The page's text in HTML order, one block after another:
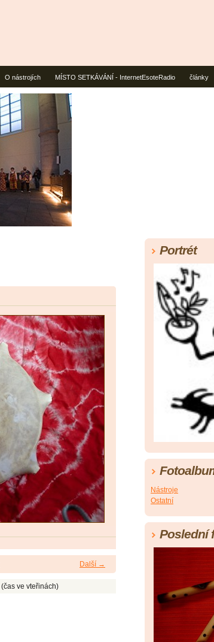
O nástrojích MÍSTO SETKÁVÁNÍ - InternetEsoteRadio články
Další →
(čas ve vteřinách)
Portrét
Nástroje
Ostatní
Poslední